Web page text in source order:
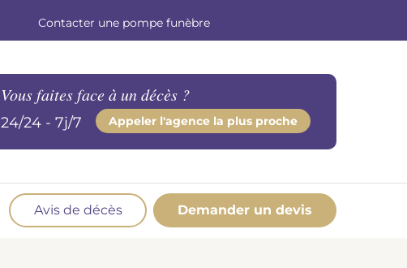
Contacter une pompe funèbre
Vous faites face à un décès ?
24/24 - 7j/7 Appeler l'agence la plus proche
Avis de décès Demander un devis